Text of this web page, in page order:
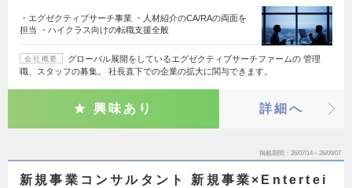
・エグゼクティブサーチ事業 ・人材紹介のCA/RAの両面を
担当 ・ハイクラス向けの転職支援全般
会社概要
グローバル展開をしているエグゼクティブサーチファームの 管理
職、スタッフの募集。 社長直下での企業の拡大に関与できます。
興味あり 詳細へ
掲載期間 26/07/14～26/09/07
新規事業コンサルタント 新規事業×Entertei